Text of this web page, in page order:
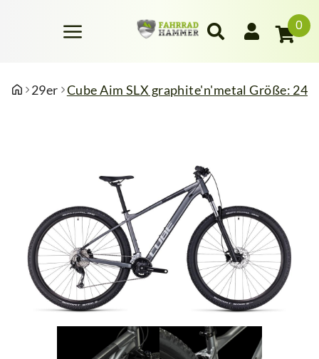
0
29er Cube Aim SLX graphite'n'metal Größe: 24"